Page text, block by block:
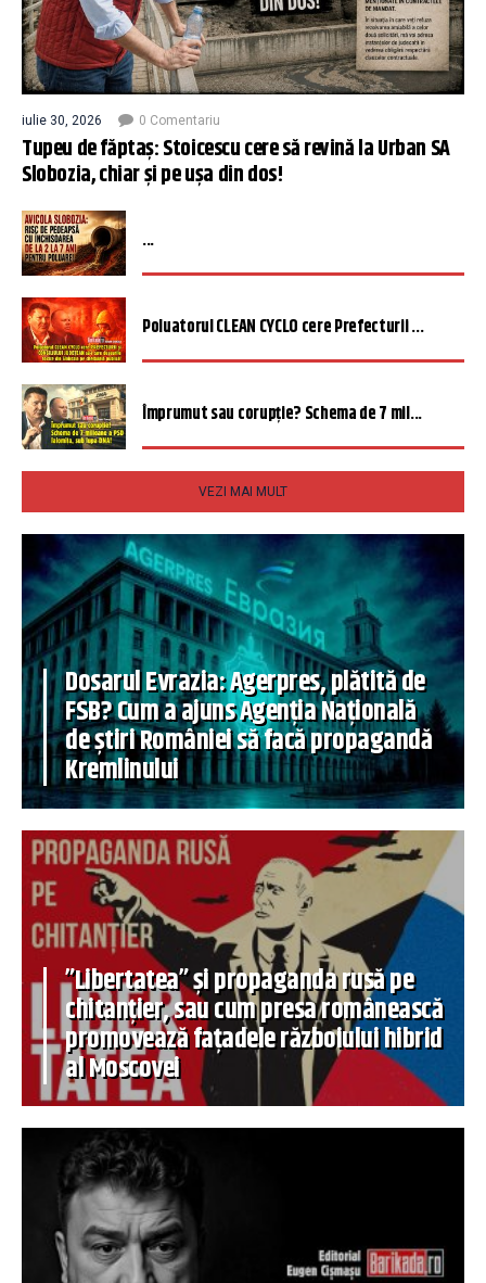
iulie 30, 2026 0 Comentariu
Tupeu de făptaș: Stoicescu cere să revină la Urban SA
Slobozia, chiar și pe ușa din dos!
...
Poluatorul CLEAN CYCLO cere Prefecturii ...
Împrumut sau corupție? Schema de 7 mil...
VEZI MAI MULT
Dosarul Evrazia: Agerpres, plătită de
FSB? Cum a ajuns Agenția Națională
de știri României să facă propagandă
Kremlinului
”Libertatea” și propaganda rusă pe
chitanțier, sau cum presa românească
promovează fațadele războiului hibrid
al Moscovei